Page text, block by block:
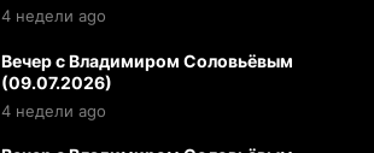
4 недели ago
Вечер с Владимиром Соловьёвым
(09.07.2026)
4 недели ago